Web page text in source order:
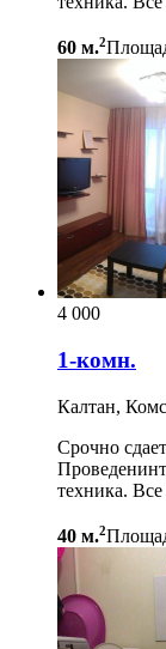
60 м.2
4 000
1-комн.
Калтан,
Срочно
техника.
40 м.2